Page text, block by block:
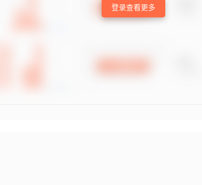
登录查看更多